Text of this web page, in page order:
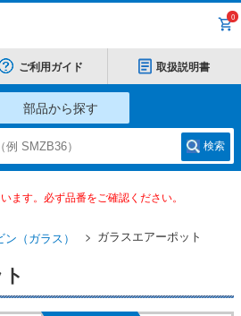
0
ご利用ガイド 取扱説明書
部品から探す
検索
ます。必ず品番をご確認ください。
（ガラス） ガラスエアーポット